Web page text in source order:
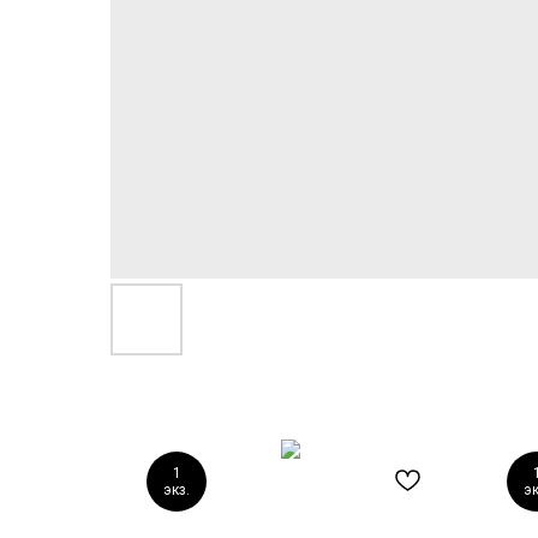
1
экз.
1